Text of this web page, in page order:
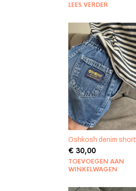
LEES VERDER
Oshkosh denim short
€30,00
TOEVOEGEN AAN
WINKELWAGEN